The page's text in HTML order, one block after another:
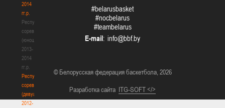
2014
гг.р.
Республиканские
соревнования
(юноши)
2013-
2014
гг.р.
Республиканские
соревнования
(девушки)
2012-
#belarusbasket
#nocbelarus
#teambelarus
E-mail:
© Белорусская федерация баскетбола, 2026
Разработка сайта ITG-SOFT </>